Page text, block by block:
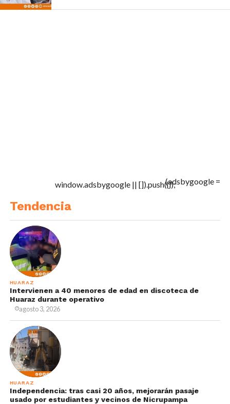
(adsbygoogle =
window.adsbygoogle || []).push({});
Tendencia
HUARAZ
Intervienen a 40 menores de edad en discoteca de
Huaraz durante operativo
agosto 3, 2026
HUARAZ
Independencia: tras casi 20 años, mejorarán pasaje
usado por estudiantes y vecinos de Nicrupampa